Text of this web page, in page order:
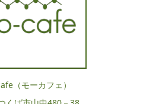
（モーカフェ）